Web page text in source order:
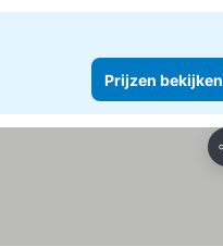
Prijzen bekijken